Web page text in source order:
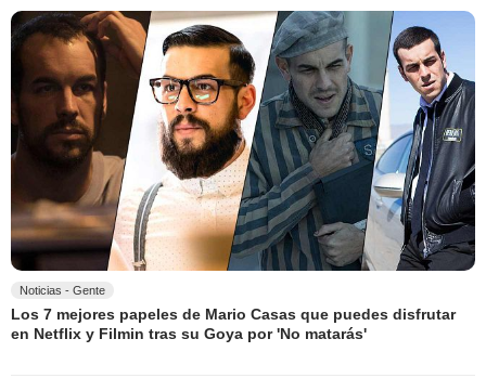
Noticias - Gente
Los 7 mejores papeles de Mario Casas que puedes disfrutar
en Netflix y Filmin tras su Goya por 'No matarás'